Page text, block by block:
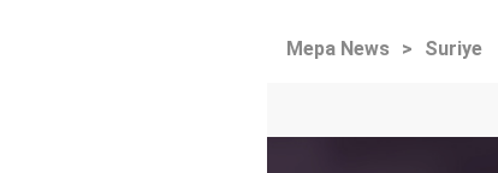
Mepa News > Suriye